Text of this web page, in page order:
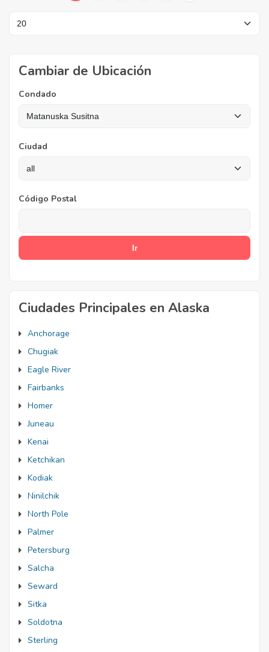
Cambiar de Ubicación
Condado
Ciudad
Código Postal
Ciudades Principales en Alaska
Anchorage
Chugiak
Eagle River
Fairbanks
Homer
Juneau
Kenai
Ketchikan
Kodiak
Ninilchik
North Pole
Palmer
Petersburg
Salcha
Seward
Sitka
Soldotna
Sterling